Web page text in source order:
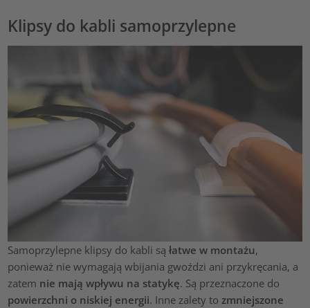
Klipsy do kabli samoprzylepne
Samoprzylepne klipsy do kabli sąłatwe w montażu,
ponieważ nie wymagają wbijania gwoździ ani przykręcania, a
zatem nie mają wpływu na statykę. Są przeznaczone do
powierzchni o niskiej energii. Inne zalety to zmniejszone